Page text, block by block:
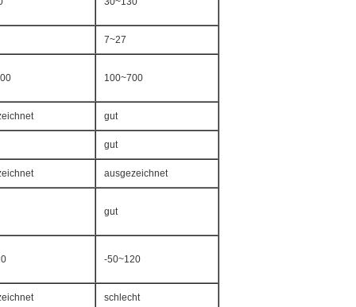
7~27
100~700
gut
gut
ausgezeichnet
gut
-50~120
schlecht